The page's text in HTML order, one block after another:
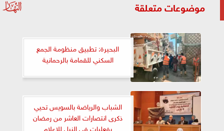
موضوعات متعلقة
البحيرة: تطبيق منظومة الجمع
السكني للقمامة بالرحمانية
الشباب والرياضة بالسويس تحيي
ذكرى انتصارات العاشر من رمضان
بفعليات في النيل للاعلام